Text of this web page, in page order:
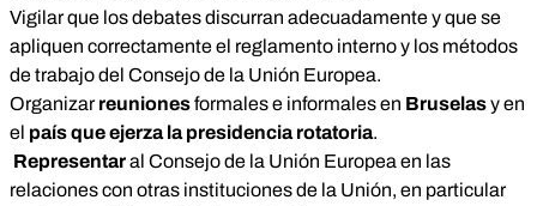
Vigilar que los debates discurran adecuadamente y que se
apliquen correctamente el reglamento interno y los métodos
de trabajo del Consejo de la Unión Europea.
Organizarreunionesformales e informales en Bruselasy en
el país que ejerza la presidencia rotatoria.
Representaral Consejo de la Unión Europea en las
relaciones con otras instituciones de la Unión, en particular